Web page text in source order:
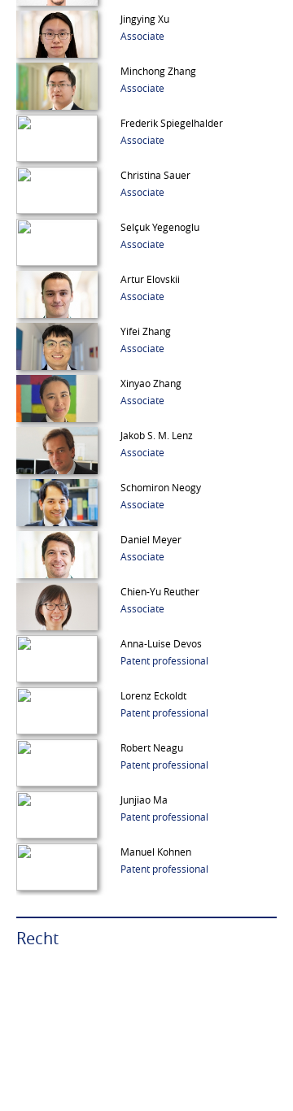
Jingying Xu
Associate
Minchong Zhang
Associate
Frederik Spiegelhalder
Associate
Christina Sauer
Associate
Selçuk Yegenoglu
Associate
Artur Elovskii
Associate
Yifei Zhang
Associate
Xinyao Zhang
Associate
Jakob S. M. Lenz
Associate
Schomiron Neogy
Associate
Daniel Meyer
Associate
Chien-Yu Reuther
Associate
Anna-Luise Devos
Patent professional
Lorenz Eckoldt
Patent professional
Robert Neagu
Patent professional
Junjiao Ma
Patent professional
Manuel Kohnen
Patent professional
Recht